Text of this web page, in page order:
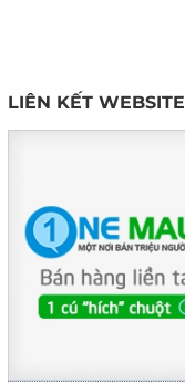
LIÊN KẾT WEBSITE